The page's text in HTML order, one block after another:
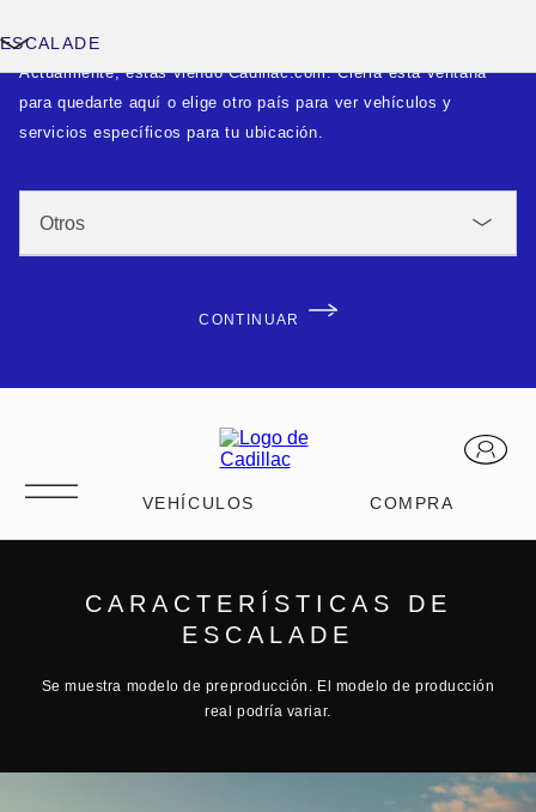
Actualmente, estás viendo Cadillac.com. Cierra esta ventana
para quedarte aquí o elige otro país para ver vehículos y
servicios específicos para tu ubicación.
CONTINUAR
ESCALADE
CARACTERÍSTICAS DE
ESCALADE
Se muestra modelo de preproducción. El modelo de producción
real podría variar.